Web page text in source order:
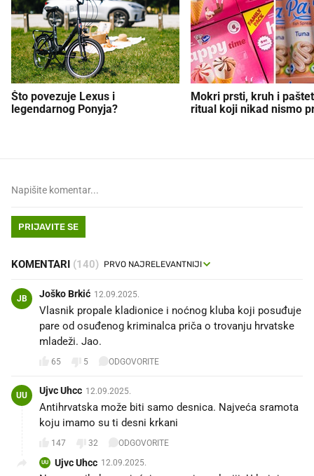
Što povezuje Lexus i
legendarnog Ponyja?
Mokri prsti, kruh i
ritual koji nikad nismo
PRIJAVITE SE
KOMENTARI (140)
JB Joško Brkić 12.09.2025.
Vlasnik propale kladionice i noćnog kluba koji posuđuje
pare od osuđenog kriminalca priča o trovanju hrvatske
mladeži. Jao.
65 5 ODGOVORITE
UU Ujvc Uhcc 12.09.2025.
Antihrvatska može biti samo desnica. Najveća sramota
koju imamo su ti desni krkani
147 32 ODGOVORITE
UU Ujvc Uhcc 12.09.2025.